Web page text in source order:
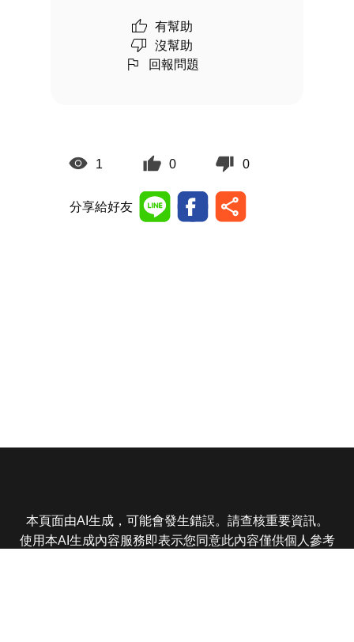
有幫助
沒幫助
回報問題
1 0 0
分享給好友
本頁面由AI生成，可能會發生錯誤。請查核重要資訊。
使用本AI生成內容服務即表示您同意此內容僅供個人參考